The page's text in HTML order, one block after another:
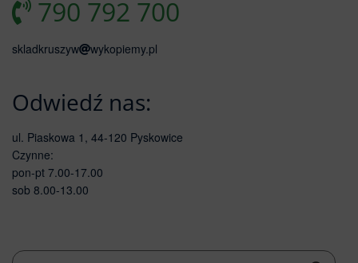
790 792 700
skladkruszyw wykopiemy.pl
Odwiedź nas:
ul. Piaskowa 1, 44-120 Pyskowice
Czynne:
pon-pt 7.00-17.00
sob 8.00-13.00